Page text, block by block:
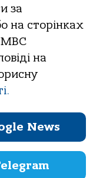
за
на сторінках
МВС
на
News